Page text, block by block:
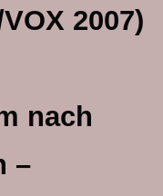
2007)
nach
–